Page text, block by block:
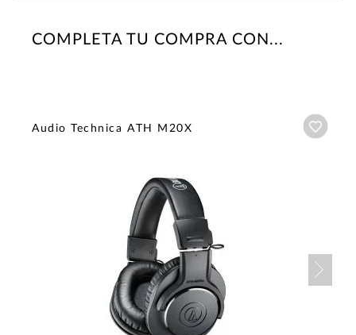
COMPLETA TU COMPRA CON...
Audio Technica ATH M20X